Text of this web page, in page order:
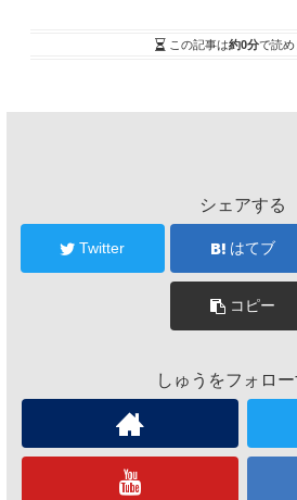
この記事は約0分で読め
シェアする
Twitter はてブ
コピー
しゅうをフォロ